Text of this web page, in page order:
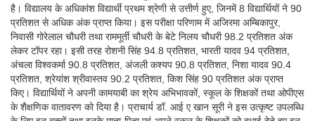
है। विद्यालय के अधिकांश विद्यार्थी प्रथम श्रेणी से उत्तीर्ण हुए, जिनमें 8 विद्यार्थियों ने 90
प्रतिशत से अधिक अंक प्राप्त किया। इस परीक्षा परिणाम में अजिरमा अम्बिकापुर,
निवासी गोरेलाल चौधरी तथा राममूर्ती चौधरी के बेटे निलय चौधरी 98.2 प्रतिशत अंक
लेकर टॉपर रहा। इसी तरह रोशनी सिंह 94.8 प्रतिशत, भारती यादव 94 प्रतिशत,
अंचला विश्वकर्मा 90.8 प्रतिशत, अंजली कश्यप 90.8 प्रतिशत, निशा यादव 90.4
प्रतिशत, श्रेयांश श्रीवास्तव 90.2 प्रतिशत, किश सिंह 90 प्रतिशत अंक प्राप्त
किए। विद्यार्थियों ने अपनी कामयाबी का श्रेय अभिभावकों, स्कूल के शिक्षकों तथा ओपीएस
के शैक्षणिक वातावरण को दिया है। प्राचार्य डॉ. आई ए खान सूरी ने इस उत्कृष्ट उपलब्धि